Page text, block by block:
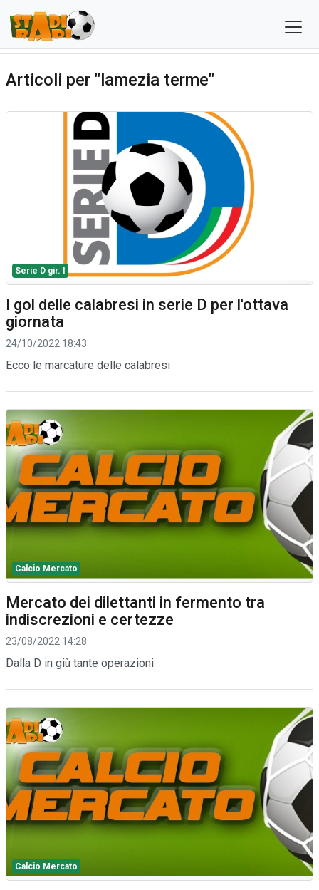
Articoli per "lamezia terme"
Serie D gir. I
I gol delle calabresi in serie D per l'ottava
giornata
24/10/2022 18:43
Ecco le marcature delle calabresi
Calcio Mercato
Mercato dei dilettanti in fermento tra
indiscrezioni e certezze
23/08/2022 14:28
Dalla D in giù tante operazioni
Calcio Mercato